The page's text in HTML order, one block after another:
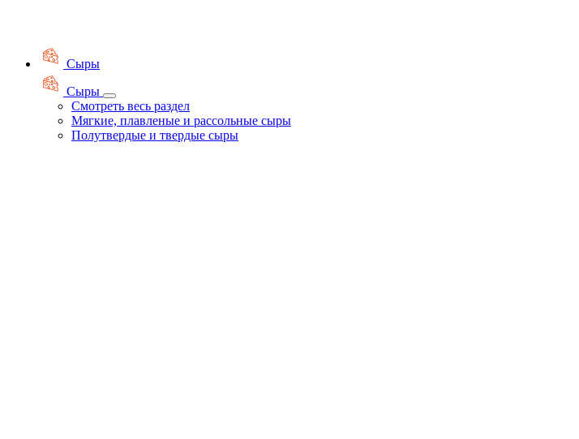
Сыры
Сыры
Смотреть весь раздел
Мягкие, плавленые и рассольные сыры
Полутвердые и твердые сыры